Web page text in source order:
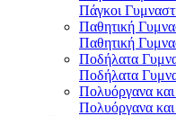
Πάγκοι
Παθητική
Παθητική
Ποδήλατα
Ποδήλατα
Πολυόργανα
Πολυόργανα